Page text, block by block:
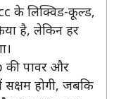
के लिक्विड-कूल्ड,
है, लेकिन हर
की पावर और
होगी, जबकि